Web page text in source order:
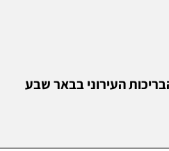
העירוני בבאר שבע